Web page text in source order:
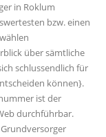
in Roklum
bzw. einen
über sämtliche
schlussendlich für
können}.
ist der
durchführbar.